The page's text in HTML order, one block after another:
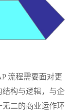
流程需要面对更
构与逻辑，与企
二的商业运作环